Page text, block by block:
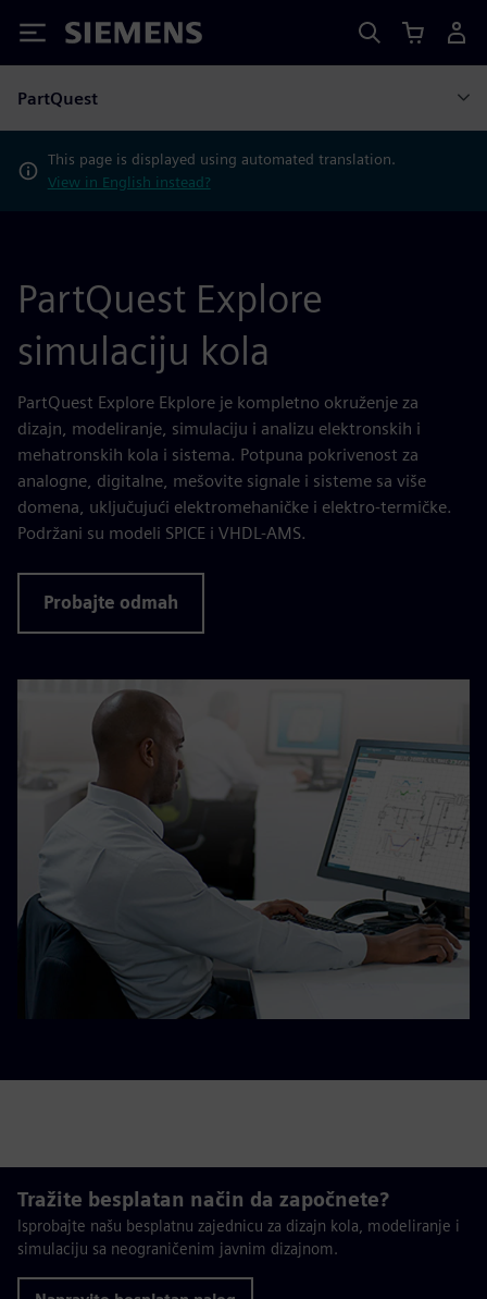
Siemens
PartQuest
This page is displayed using automated translation.
View in English instead?
PartQuest Explore
simulaciju kola
PartQuest Explore Ekplore je kompletno okruženje za
dizajn, modeliranje, simulaciju i analizu elektronskih i
mehatronskih kola i sistema. Potpuna pokrivenost za
analogne, digitalne, mešovite signale i sisteme sa više
domena, uključujući elektromehaničke i elektro-termičke.
Podržani su modeli SPICE i VHDL-AMS.
Probajte odmah
Tražite besplatan način da započnete?
Isprobajte našu besplatnu zajednicu za dizajn kola, modeliranje i
simulaciju sa neograničenim javnim dizajnom.